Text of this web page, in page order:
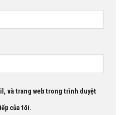
và trang web trong trình duyệt
của tôi.